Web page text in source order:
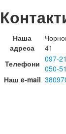
Наша
адреса
41
Телефони 097-
050-
Наш e-mail